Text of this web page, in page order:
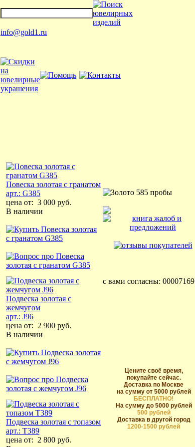
info@gold1.ru
Повеска золотая с гранатом
арт.: G385
цена от: 3 000 руб.
В наличии
Подвеска золотая с
жемчугом
арт.: J96
цена от: 2 900 руб.
В наличии
Подвеска золотая с топазом
арт.: T389
цена от: 2 800 руб.
с вами согласны: 00007169
Цените своё время,
покупайте сейчас.
Доставка по Москве
на сумму от 5000 рублей
БЕСПЛАТНО!
На сумму до 5000 рублей
500 рублей
Доставка в другой город
1200-1500 рублей